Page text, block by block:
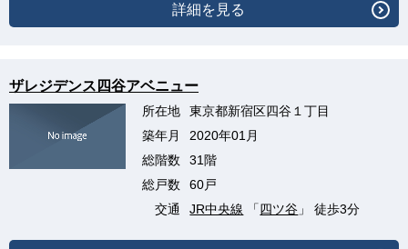
詳細を見る
ザレジデンス四谷アベニュー
所在地
東京都新宿区四谷１丁目
築年月
2020年01月
総階数
31階
総戸数
60戸
交通
JR中央線 「四ツ谷 」 徒歩3分